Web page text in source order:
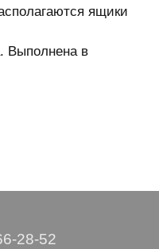
ящики
Выполнена в
28-52